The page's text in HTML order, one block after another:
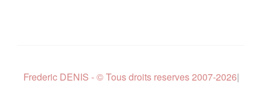
Frederic DENIS - © Tous droits reserves 2007-2026|